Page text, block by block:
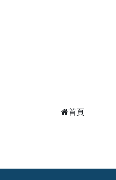
首頁